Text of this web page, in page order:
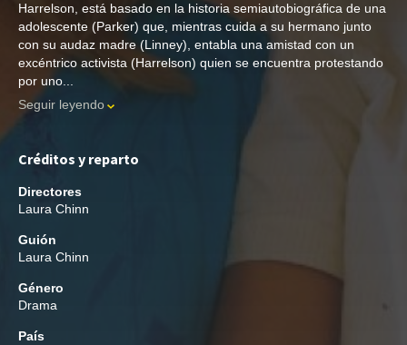
Harrelson, está basado en la historia semiautobiográfica de una
adolescente (Parker) que, mientras cuida a su hermano junto
con su audaz madre (Linney), entabla una amistad con un
excéntrico activista (Harrelson) quien se encuentra protestando
por uno...
Seguir leyendo
Créditos y reparto
Directores
Laura Chinn
Guión
Laura Chinn
Género
Drama
País